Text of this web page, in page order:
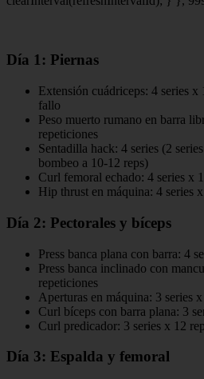
Día 1: Piernas
Extensión cuádriceps: 4 series x
fallo
Peso muerto rumano en barra
repeticiones
Sentadilla hack: 4 series (2
bombeo a 10-12 reps)
Curl femoral echado: 4 series x
Hip thrust en máquina: 4 series
Día 2: Pectorales y bíceps
Press banca plana con barra: 4
Press banca inclinado con
repeticiones
Aperturas en máquina: 3 series
Curl bíceps con barra plana: 3
Curl predicador: 3 series x 12
Día 3: Espalda y femoral